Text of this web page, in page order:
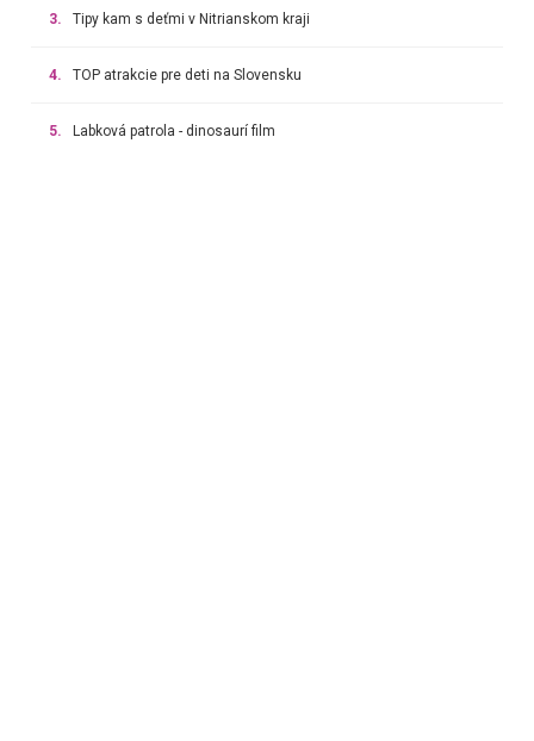
3. Tipy kam s deťmi v Nitrianskom kraji
4. TOP atrakcie pre deti na Slovensku
5. Labková patrola - dinosaurí film